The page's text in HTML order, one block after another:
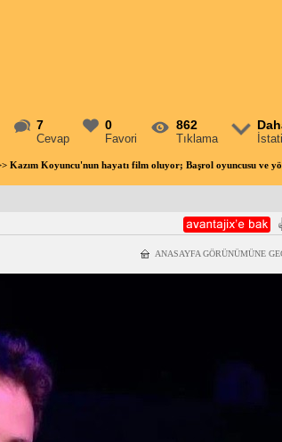
7
Cevap
0
Favori
862
Tıklama
Kazım Koyuncu'nun hayatı film oluyor; Başrol oyuncusu ve
ANASAYFA GÖRÜNÜMÜNE